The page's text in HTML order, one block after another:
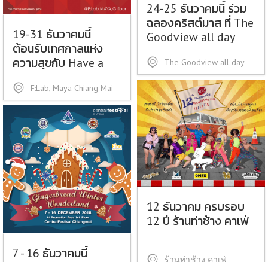
24-25 ธันวาคมนี้ ร่วม
ฉลองคริสต์มาส ที่ The
Goodview all day
The Goodview all day
19-31 ธันวาคมนี้
ต้อนรับเทศกาลแห่ง
ความสุขกับ Have a
with F:Lab, Maya
Chiang Mai
F:Lab, Maya Chiang Mai
12 ธันวาคม ครบรอบ
12 ปี ร้านท่าช้าง คาเฟ่
ร้านท่าช้าง คาเฟ่
7 - 16 ธันวาคมนี้